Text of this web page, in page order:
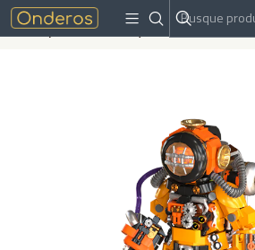
Inicio Armables Bloques de construcción
Steampunk Diver - Bloques de Construcción